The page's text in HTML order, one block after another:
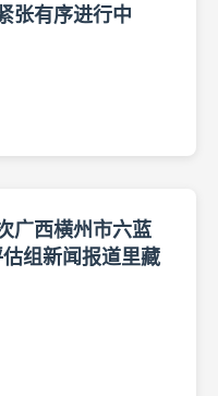
张有序进行中
广西横州市六蓝
组新闻报道里藏